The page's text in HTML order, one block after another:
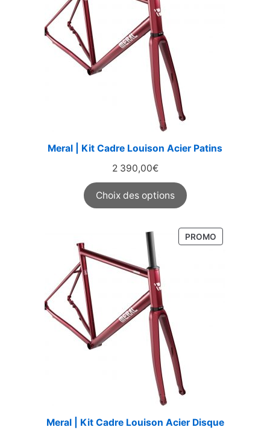
Meral | Kit Cadre Louison Acier Patins
2 390,00€
Choix des options
PROMOPRODUIT
EN
Meral | Kit Cadre Louison Acier Disque